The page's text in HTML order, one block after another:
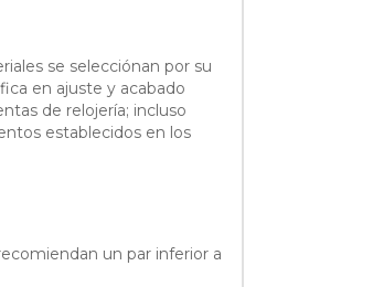
se selecciónan por su
en ajuste y acabado
de relojería; incluso
establecidos en los
un par inferior a